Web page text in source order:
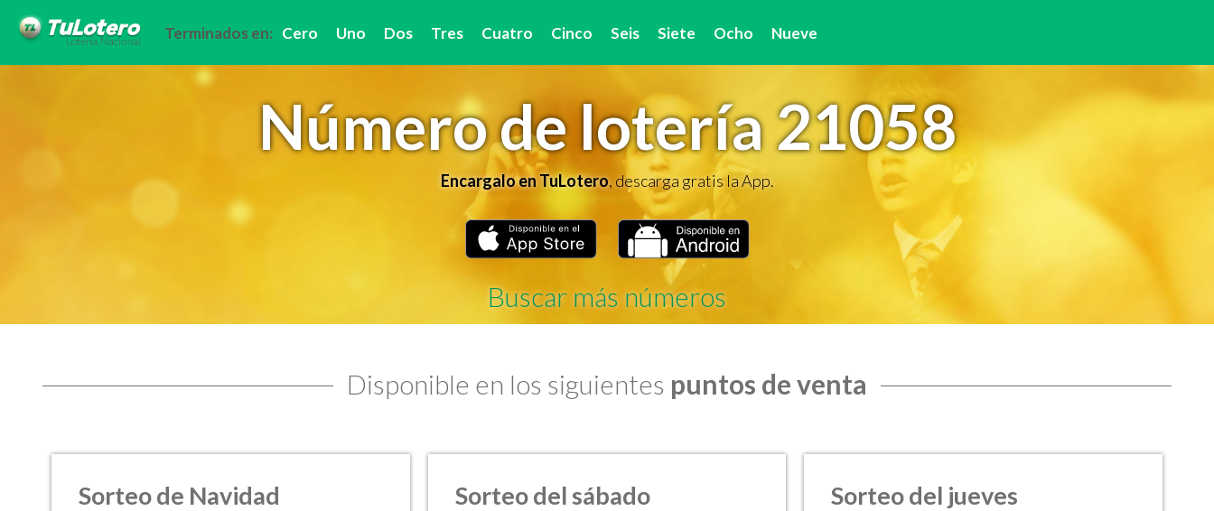
Terminados en: Cero Uno Dos Tres Cuatro Cinco Seis Siete Ocho Nueve
Número de lotería 21058
Encargalo en TuLotero, descarga gratis la App.
Buscar más números
Disponible en los siguientes puntos de venta
Sorteo de Navidad Sorteo del sábado Sorteo del jueves